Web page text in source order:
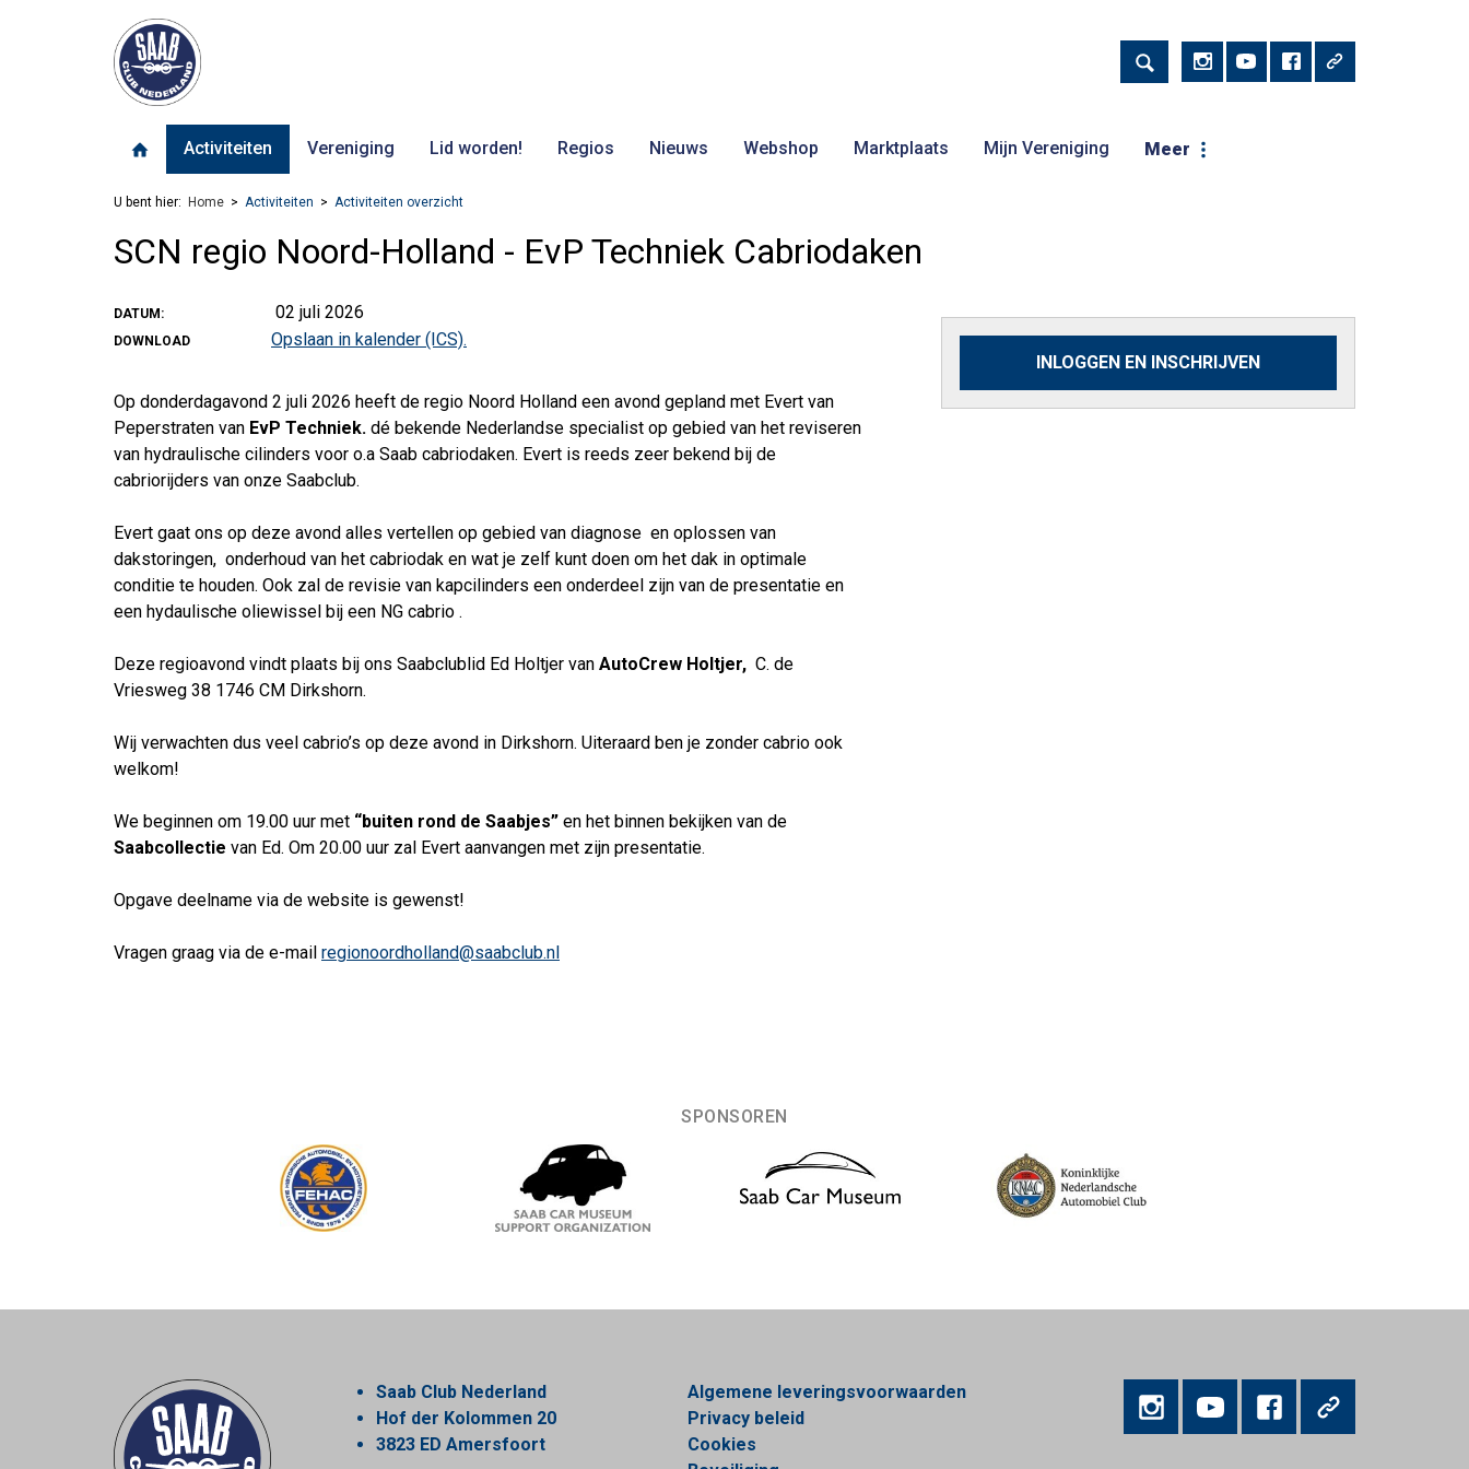
Activiteiten Vereniging Lid worden! Regios Nieuws Webshop Marktplaats Mijn Vereniging Meer
U bent hier: Home Activiteiten Activiteiten overzicht
SCN regio Noord-Holland - EvP Techniek Cabriodaken
DATUM: 02 juli 2026
DOWNLOAD Opslaan in kalender (ICS).
Op donderdagavond 2 juli 2026 heeft de regio Noord Holland een avond gepland met Evert van
Peperstraten van EvP Techniek. dé bekende Nederlandse specialist op gebied van het reviseren
van hydraulische cilinders voor o.a Saab cabriodaken. Evert is reeds zeer bekend bij de
cabriorijders van onze Saabclub.
Evert gaat ons op deze avond alles vertellen op gebied van diagnose en oplossen van
dakstoringen, onderhoud van het cabriodak en wat je zelf kunt doen om het dak in optimale
conditie te houden. Ook zal de revisie van kapcilinders een onderdeel zijn van de presentatie en
een hydaulische oliewissel bij een NG cabrio .
Deze regioavond vindt plaats bij ons Saabclublid Ed Holtjer van AutoCrew Holtjer, C. de
Vriesweg 38 1746 CM Dirkshorn.
Wij verwachten dus veel cabrio’s op deze avond in Dirkshorn. Uiteraard ben je zonder cabrio ook
welkom!
We beginnen om 19.00 uur met “buiten rond de Saabjes” en het binnen bekijken van de
Saabcollectie van Ed. Om 20.00 uur zal Evert aanvangen met zijn presentatie.
Opgave deelname via de website is gewenst!
Vragen graag via de e-mail regionoordholland@saabclub.nl
INLOGGEN EN INSCHRIJVEN
SPONSOREN
Saab Club Nederland
Hof der Kolommen 20
3823 ED Amersfoort
Algemene leveringsvoorwaarden
Privacy beleid
Cookies